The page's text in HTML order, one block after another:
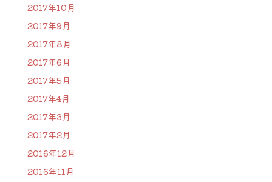
2017年10月
2017年9月
2017年8月
2017年6月
2017年5月
2017年4月
2017年3月
2017年2月
2016年12月
2016年11月